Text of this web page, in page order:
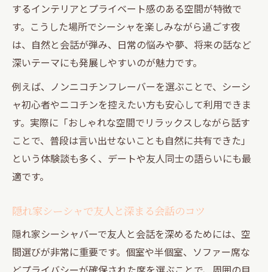
するインテリアとプライベート感のある空間が特徴で
す。こうした場所でシーシャを楽しみながら過ごす夜
は、自然と会話が弾み、日常の悩みや夢、将来の話など
深いテーマにも発展しやすいのが魅力です。
例えば、ノンニコチンフレーバーを選ぶことで、シーシ
ャ初心者やニコチンを控えたい方も安心して利用できま
す。実際に「おしゃれな空間でリラックスしながら話す
ことで、普段は言い出せないことも自然に共有できた」
という体験談も多く、デートや友人同士の語らいにも最
適です。
隠れ家シーシャで友人と深まる会話のコツ
隠れ家シーシャバーで友人と会話を深めるためには、空
間選びが非常に重要です。個室や半個室、ソファー席な